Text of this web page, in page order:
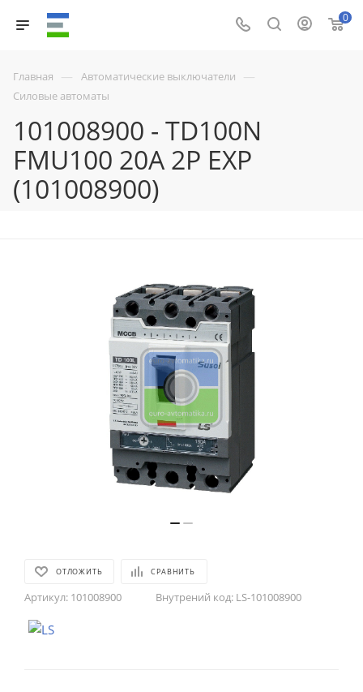
0
Главная — Автоматические выключатели —
Силовые автоматы
101008900 - TD100N
FMU100 20A 2P EXP
(101008900)
ОТЛОЖИТЬ СРАВНИТЬ
Артикул: 101008900 Внутрений код: LS-101008900